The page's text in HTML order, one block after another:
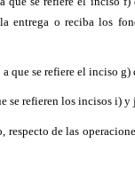
entrega o reciba los
que se refiere el inciso
se refieren los incisos i)
respecto de las